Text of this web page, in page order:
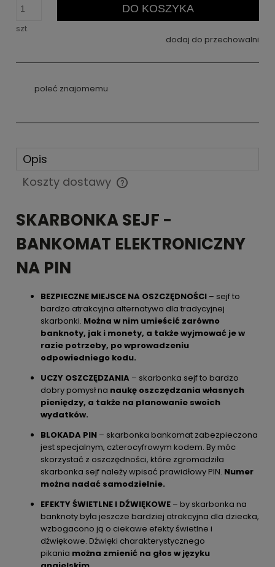
szt.
DO KOSZYKA
dodaj do przechowalni
poleć znajomemu
Opis
Koszty dostawy
Cena nie zawiera ewentualnych kosztów płatności
SKARBONKA SEJF -
BANKOMAT ELEKTRONICZNY
NA PIN
BEZPIECZNE MIEJSCE NA OSZCZĘDNOŚCI – sejf to
bardzo atrakcyjna alternatywa dla tradycyjnej
skarbonki. Można w nim umieścić zarówno
banknoty, jak i monety, a także wyjmować je w
razie potrzeby, po wprowadzeniu
odpowiedniego kodu.
UCZY OSZCZĘDZANIA – skarbonka sejf to bardzo
dobry pomysł na naukę oszczędzania własnych
pieniędzy, a także na planowanie swoich
wydatków.
BLOKADA PIN – skarbonka bankomat zabezpieczona
jest specjalnym, czterocyfrowym kodem. By móc
skorzystać z oszczędności, które zgromadziła
skarbonka sejf należy wpisać prawidłowy PIN. Numer
można nadać samodzielnie.
EFEKTY ŚWIETLNE I DŹWIĘKOWE – by skarbonka na
banknoty była jeszcze bardziej atrakcyjna dla dziecka,
wzbogacono ją o ciekawe efekty świetlne i
dźwiękowe. Dźwięki charakterystycznego
pikania można zmienić na głos w języku